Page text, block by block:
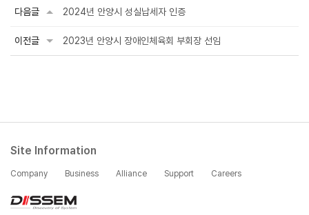
다음글 2024년 안양시 성실납세자 인증
이전글 2023년 안양시 장애인체육회 부회장 선임
Site Information
Company Business Alliance Support Careers